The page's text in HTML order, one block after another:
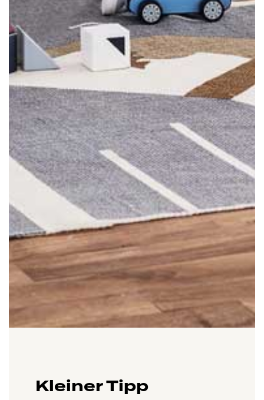
Kleiner Tipp